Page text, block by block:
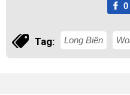
0
Tag: Long Biên